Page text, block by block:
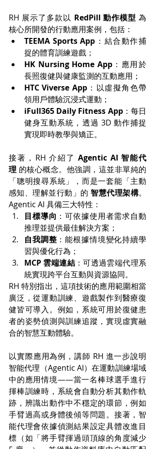
RH 展示了多款以 RedPill 動作模型 為
核心所開發的行動應用案例，包括：
TEEMA Sports App ：結合動作捕
捉的體育訓練遊戲；
HK Nursing Home App：應用於
長照復健與健康監測的互動應用；
HTC Viverse App：以虛擬角色帶
領用戶體驗沉浸式運動；
iFull365 Daily Fitness App：每日
健身互動系統，透過 3D 動作捕捉
實現即時教學與矯正。
接著，RH 介紹了 Agentic AI 智能代
理 的核心概念。他強調，這並非單純的
「聰明搜尋系統」，而是一套能「主動
感知、理解並行動」的 智慧代理架構。
Agentic AI 具備三大特性：
目標導向 ：可依據使用者需求自動
推理並提供最佳解決方案；
自我調整 ：能根據情境變化持續學
習與優化行為；
MCP 雲端連結：可透過雲端代理系
統實現跨平台互動與資源協同。
RH 特別指出，這項技術的應用範圍相當
廣泛，從運動訓練、遊戲製作到醫療復
健皆可導入。例如，系統可用於復健患
者的姿勢偵測與訓練追蹤，實現虛實融
合的智慧互動體驗。
以實際應用為例，講師 RH 進一步說明
智能代理（Agentic AI）在運動訓練場域
中的應用情境——當一名棒球選手進行
揮棒訓練時，系統會自動分析其動作軌
跡，辨識出動作中不穩定的環節，例如
手臂過高或身體後傾等問題。接著，智
能代理會依據偵測結果設定具體改進目
標（如「將手臂揮過頭頂線的角度減少